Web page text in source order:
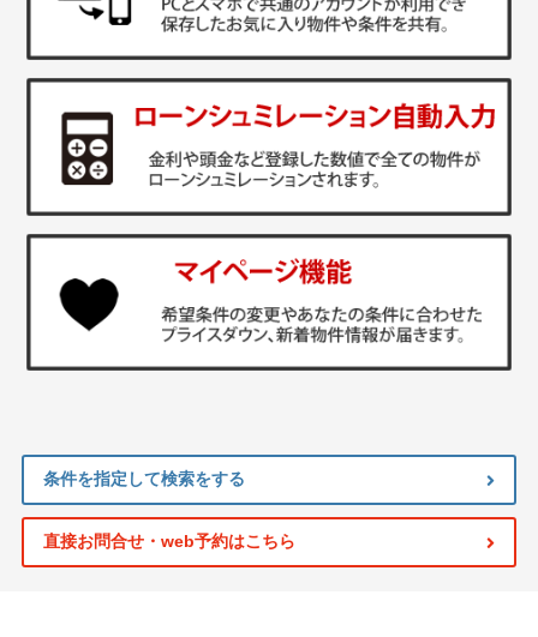
条件を指定して検索をする
直接お問合せ・web予約はこちら